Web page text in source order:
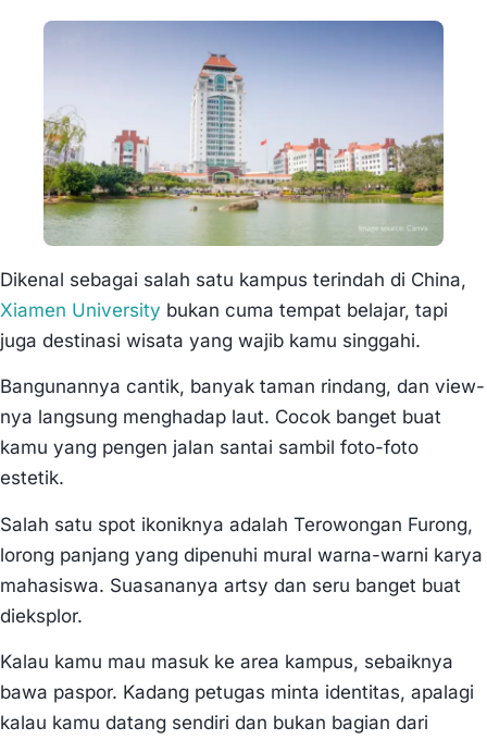
Dikenal sebagai salah satu kampus terindah di China,
Xiamen University bukan cuma tempat belajar, tapi
juga destinasi wisata yang wajib kamu singgahi.
Bangunannya cantik, banyak taman rindang, dan view-
nya langsung menghadap laut. Cocok banget buat
kamu yang pengen jalan santai sambil foto-foto
estetik.
Salah satu spot ikoniknya adalah Terowongan Furong,
lorong panjang yang dipenuhi mural warna-warni karya
mahasiswa. Suasananya artsy dan seru banget buat
dieksplor.
Kalau kamu mau masuk ke area kampus, sebaiknya
bawa paspor. Kadang petugas minta identitas, apalagi
kalau kamu datang sendiri dan bukan bagian dari